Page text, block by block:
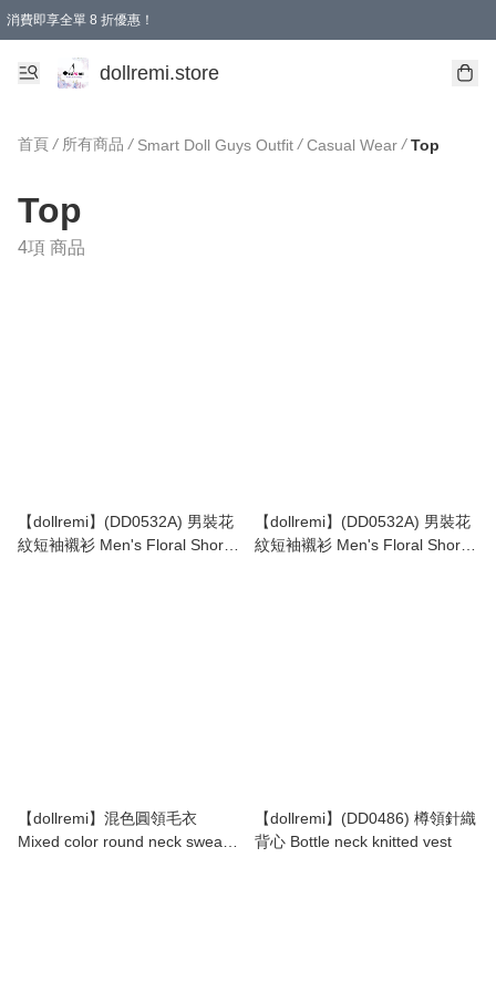
消費即享全單 8 折優惠！
購物滿 HKD 1500.00即享免運費優惠！（適用於 本地送貨、本地取貨、國際送貨 )
dollremi.store
首頁 / 所有商品 / Smart Doll Guys Outfit / Casual Wear / Top
Top
4項 商品
【dollremi】(DD0532A) 男裝花
紋短袖襯衫 Men's Floral Short
【dollremi】(DD0532A) 男裝花
紋短袖襯衫 Men's Floral Short
【dollremi】混色圓領毛衣
Mixed color round neck sweater
【dollremi】(DD0486) 樽領針織
背心 Bottle neck knitted vest